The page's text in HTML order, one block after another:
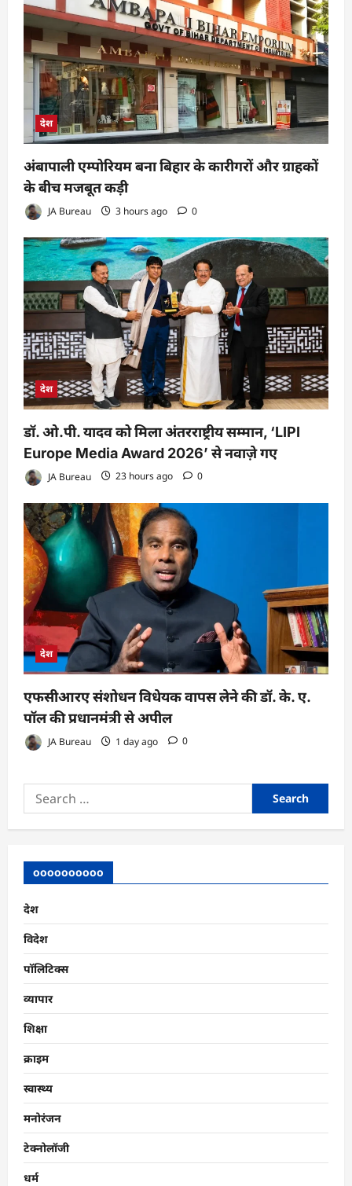
देश
अंबापाली एम्पोरियम बना बिहार के कारीगरों और ग्राहकों
के बीच मजबूत कड़ी
JA Bureau 3 hours ago 0
देश
डॉ. ओ.पी. यादव को मिला अंतरराष्ट्रीय सम्मान, ‘LIPI
Europe Media Award 2026’ से नवाज़े गए
JA Bureau 23 hours ago 0
देश
एफसीआरए संशोधन विधेयक वापस लेने की डॉ. के. ए.
पॉल की प्रधानमंत्री से अपील
JA Bureau 1 day ago 0
Search
for:
oooooooooo
देश
विदेश
पॉलिटिक्स
व्यापार
शिक्षा
क्राइम
स्वास्थ्य
मनोरंजन
टेक्नोलॉजी
धर्म